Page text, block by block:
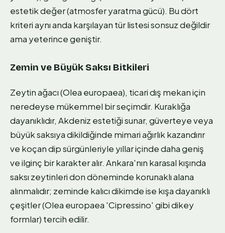
estetik değer (atmosfer yaratma gücü). Bu dört
kriteri aynı anda karşılayan tür listesi sonsuz değildir
ama yeterince geniştir.
Zemin ve Büyük Saksı Bitkileri
Zeytin ağacı (Olea europaea), ticari dış mekan için
neredeyse mükemmel bir seçimdir. Kuraklığa
dayanıklıdır, Akdeniz estetiği sunar, güverteye veya
büyük saksıya dikildiğinde mimari ağırlık kazandırır
ve koçan dip sürgünleriyle yıllar içinde daha geniş
ve ilginç bir karakter alır. Ankara'nın karasal kışında
saksı zeytinleri don döneminde korunaklı alana
alınmalıdır; zeminde kalıcı dikimde ise kışa dayanıklı
çeşitler (Olea europaea 'Cipressino' gibi dikey
formlar) tercih edilir.